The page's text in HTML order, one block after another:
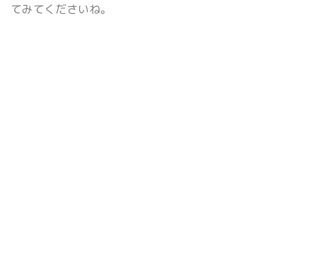
てみてくださいね。